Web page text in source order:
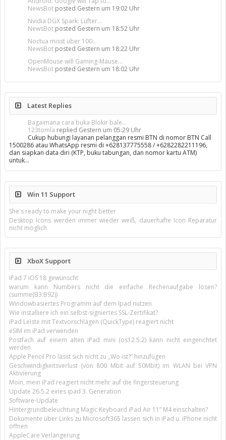
NewsBot posted Gestern um 19:02 Uhr
Nvidia DGX Spark: Lüfter...
NewsBot posted Gestern um 18:52 Uhr
Noctua misst über 100...
NewsBot posted Gestern um 18:22 Uhr
OpenMouse will Gaming-Mäuse...
NewsBot posted Gestern um 18:02 Uhr
Latest Replies
Bagaimana cara buka Blokir bale...
123tomla replied Gestern um 05:29 Uhr
Cukup hubungi layanan pelanggan resmi BTN di nomor BTN Call
1500286 atau WhatsApp resmi di +628137775558 / +6282282211196,
dan siapkan data diri (KTP, buku tabungan, dan nomor kartu ATM)
untuk…
Win 11 Support
She's ready to make your night better
Desktop Icons werden immer wieder weiß, dauerhafte Icon Reparatur
nicht möglich
XboX Support
iPad 7 iOS 18 gewünscht
warum kann Numbers nicht die einfache Rechenaufgabe lösen?
(summe(B3:B92))
Windowbasiertes Programm auf dem Ipad nutzen
Wie installiere ich ein selbst-signiertes SSL-Zertifikat?
iPad Leiste mit Textvorschlägen (QuickType) reagiert nicht
eSIM im iPad verwenden
Postfach auf einem alten iPad mini (os12.5.2) kann nicht eingerichtet
werden
Apple Pencil Pro lässt sich nicht zu „Wo ist?“ hinzufügen
Geschwindigkeitsverlust (von 800 Mbit auf 50Mbit) im WLAN bei VPN
Aktivierung
Moin, mein iPad reagiert nicht mehr auf die fingersteuerung
Update 26.5.2 eines ipad 3. Generation
Software-Update
Hintergrundbeleuchtung Magic Keyboard iPad Air 11’’ M4 einschalten?
Dokumente über Links zu Microsoft365 lassen sich in iPad u. iPhone nicht
öffnen
AppleCare Verlängerung